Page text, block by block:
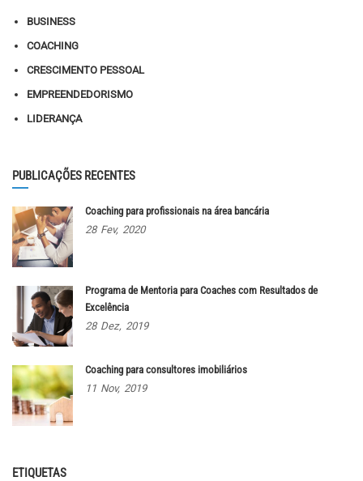
BUSINESS
COACHING
CRESCIMENTO PESSOAL
EMPREENDEDORISMO
LIDERANÇA
PUBLICAÇÕES RECENTES
Coaching para profissionais na área bancária
28 Fev, 2020
Programa de Mentoria para Coaches com Resultados de
Excelência
28 Dez, 2019
Coaching para consultores imobiliários
11 Nov, 2019
ETIQUETAS